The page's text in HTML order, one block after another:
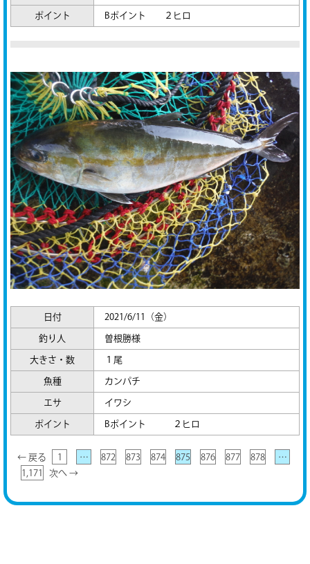
ポイント Bポイント ２ヒロ
日付 2021/6/11（金）
釣り人 曽根勝様
大きさ・数 １尾
魚種 カンパチ
エサ イワシ
ポイント Bポイント ２ヒロ
← 戻る 1 … 872 873 874 875 876 877 878
…
1,171
次へ →